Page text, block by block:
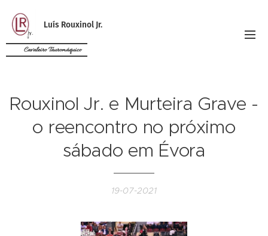
Luís Rouxinol Jr.
Cavaleiro Tauromáquico
Rouxinol Jr. e Murteira Grave -
o reencontro no próximo
sábado em Évora
19-07-2021